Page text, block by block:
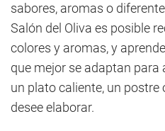
sabores, aromas o
Salón del Oliva es posible
colores y aromas, y
que mejor se adaptan para
un plato caliente, un
desee elaborar.